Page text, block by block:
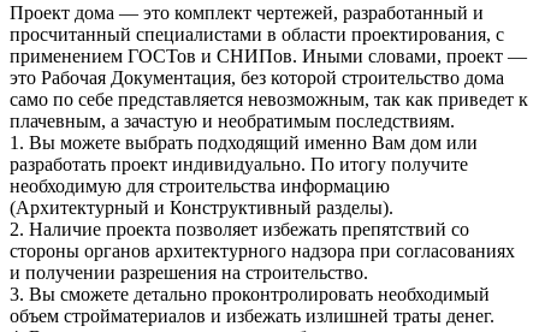
Проект дома — это комплект чертежей, разработанный и
просчитанный специалистами в области проектирования, с
применением ГОСТов и СНИПов. Иными словами, проект —
это Рабочая Документация, без которой строительство дома
само по себе представляется невозможным, так как приведет к
плачевным, а зачастую и необратимым последствиям.
1. Вы можете выбрать подходящий именно Вам дом или
разработать проект индивидуально. По итогу получите
необходимую для строительства информацию
(Архитектурный и Конструктивный разделы).
2. Наличие проекта позволяет избежать препятствий со
стороны органов архитектурного надзора при согласованиях
и получении разрешения на строительство.
3. Вы сможете детально проконтролировать необходимый
объем стройматериалов и избежать излишней траты денег.